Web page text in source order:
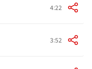
4:22
3:52